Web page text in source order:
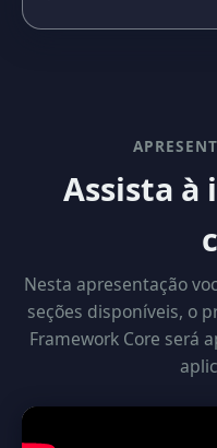
Assista à
Nesta apresentação
seções disponíveis, o
Framework Core será
Vídeo de